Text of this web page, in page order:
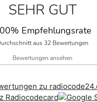
SEHR GUT
Empfehlungsrate
aus 32 Bewertungen
Bewertungen ansehen